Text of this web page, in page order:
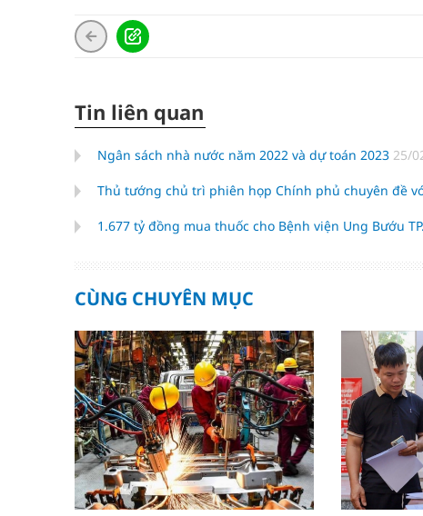
Tin liên quan
Ngân sách nhà nước năm 2022 và dự toán 2023 25/
Thủ tướng chủ trì phiên họp Chính phủ chuyên đề
1.677 tỷ đồng mua thuốc cho Bệnh viện Ung Bướu
CÙNG CHUYÊN MỤC